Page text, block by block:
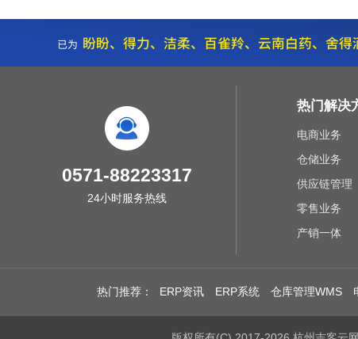
0571-88223317
24小时服务热线
热门解决
电商业务
仓储业务
供应链管理
零售业务
产销一体
热门推荐： ERP资讯 ERP系统 仓库管理WMS